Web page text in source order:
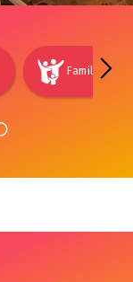
Families